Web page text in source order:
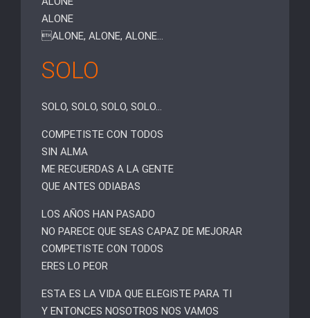
ALONE
ALONE, ALONE, ALONE…
SOLO
SOLO, SOLO, SOLO, SOLO…
COMPETISTE CON TODOS
SIN ALMA
ME RECUERDAS A LA GENTE
QUE ANTES ODIABAS
LOS AÑOS HAN PASADO
NO PARECE QUE SEAS CAPAZ DE MEJORAR
COMPETISTE CON TODOS
ERES LO PEOR
ESTA ES LA VIDA QUE ELEGISTE PARA TI
Y ENTONCES NOSOTROS NOS VAMOS